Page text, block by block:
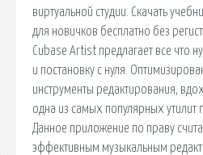
виртуальной студии. Скачать
для новичков бесплатно без
Cubase Artist предлагает все что
и постановку с нуля.
инструменты редактирования,
одна из самых популярных утилит
Данное приложение по праву
эффективным музыкальным